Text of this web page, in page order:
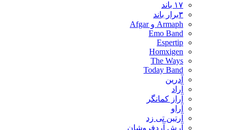
۱۷ باند
۳برار باند
Armaph و Afgar
Emo Band
Espertip
Homxigen
The Ways
Today Band
آدرین
آراد
آراز کمانگر
آراو
آرتین تی زد
آرش آردفروشان